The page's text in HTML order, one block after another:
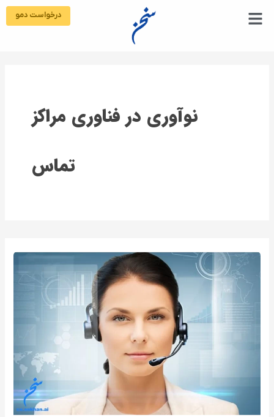
درخواست دمو
نوآوری در فناوری مراکز
تماس